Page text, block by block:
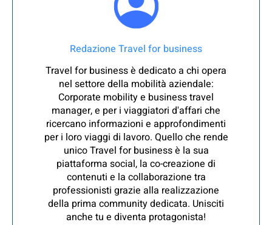
Redazione Travel for business
Travel for business è dedicato a chi opera
nel settore della mobilità aziendale:
Corporate mobility e business travel
manager, e per i viaggiatori d'affari che
ricercano informazioni e approfondimenti
per i loro viaggi di lavoro. Quello che rende
unico Travel for business è la sua
piattaforma social, la co-creazione di
contenuti e la collaborazione tra
professionisti grazie alla realizzazione
della prima community dedicata. Unisciti
anche tu e diventa protagonista!